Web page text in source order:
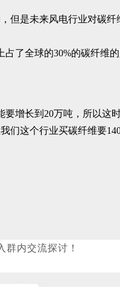
是未来风电行业对碳纤
了全球的30%的碳纤维
增长到20万吨，所以
这个行业买碳纤维要
群内交流探讨！